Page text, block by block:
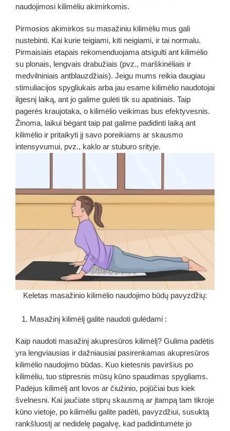
naudojimosi kilimėliu akimirkomis.
Pirmosios akimirkos su masažiniu kilimėliu mus gali
nustebinti. Kai kurie teigiami, kiti neigiami, ir tai normalu.
Pirmaisiais etapais rekomenduojama atsigulti ant kilimėlio
su plonais, lengvais drabužiais (pvz., marškinėliais ir
medvilniniais antblauzdžiais). Jeigu mums reikia daugiau
stimuliacijos spygliukais arba jau esame kilimėlio naudotojai
ilgesnį laiką, ant jo galime gulėti tik su apatiniais. Taip
pagerės kraujotaka, o kilimėlio veikimas bus efektyvesnis.
Žinoma, laikui bėgant taip pat galime padidinti laiką ant
kilimėlio ir pritaikyti jį savo poreikiams ar skausmo
intensyvumui, pvz., kaklo ar stuburo srityje.
Keletas masažinio kilimėlio naudojimo būdų pavyzdžių:
1. Masažinį kilimėlį galite naudoti gulėdami :
Kaip naudoti masažinį akupresūros kilimėlį? Gulima padėtis
yra lengviausias ir dažniausiai pasirenkamas akupresūros
kilimėlio naudojimo būdas. Kuo kietesnis paviršius po
kilimėliu, tuo stipresnis mūsų kūno spaudimas spygliams.
Padėjus kilimėlį ant lovos ar čiužinio, pojūčiai bus kiek
švelnesni. Kai jaučiate stiprų skausmą ar įtampą tam tikroje
kūno vietoje, po kilimėliu galite padėti, pavyzdžiui, susuktą
rankšluostį ar nedidelę pagalvę, kad padidintumėte jo